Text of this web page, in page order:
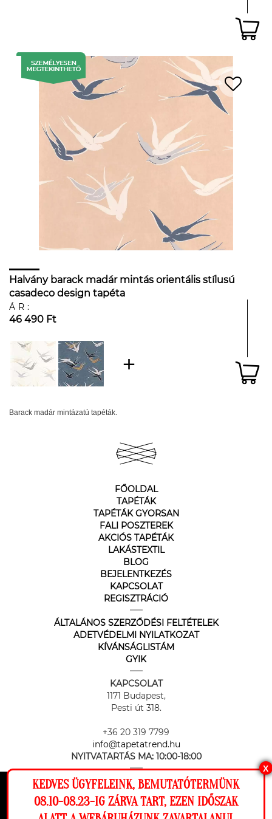
Ez a weboldal cookie-kat használ, hogy a
lehető legjobb élményt nyújtsa honlapunkon.
Halvány barack madár mintás orientális stílusú
casadeco design tapéta
ÁR:
46 490 Ft
Barack madár mintázatú tapéták.
FŐOLDAL
TAPÉTÁK
TAPÉTÁK GYORSAN
FALI POSZTEREK
AKCIÓS TAPÉTÁK
LAKÁSTEXTIL
BLOG
BEJELENTKEZÉS
KAPCSOLAT
REGISZTRÁCIÓ
ÁLTALÁNOS SZERZŐDÉSI FELTÉTELEK
ADETVÉDELMI NYILATKOZAT
KÍVÁNSÁGLISTÁM
GYIK
KAPCSOLAT
1171 Budapest,
Pesti út 318.
+36 20 319 7799
info@tapetatrend.hu
NYITVATARTÁS MA: 10:00-18:00
X
KEDVES ÜGYFELEINK, BEMUTATÓTERMÜNK
08.10-08.23-IG ZÁRVA TART, EZEN IDŐSZAK